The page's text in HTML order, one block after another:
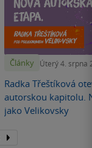
Články Úterý 4. srpna
Radka Třeštíková
autorskou kapitolu.
jako Velikovsky